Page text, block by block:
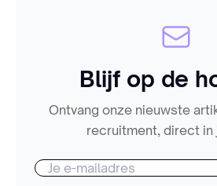
Blijf op de
Ontvang onze nieuwste
recruitment, direct in